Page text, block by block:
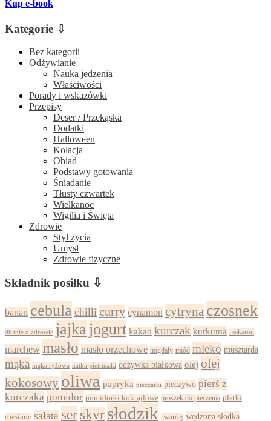
Kup e-book
Kategorie ⇩
Bez kategorii
Odżywianie
Nauka jedzenia
Właściwości
Porady i wskazówki
Przepisy
Deser / Przekąska
Dodatki
Halloween
Kolacja
Obiad
Podstawy gotowania
Śniadanie
Tłusty czwartek
Wielkanoc
Wigilia i Święta
Zdrowie
Styl życia
Umysł
Zdrowie fizyczne
Składnik posiłku ⇩
banan cebula chilli curry cynamon cytryna czosnek
dbanie o zdrowie jajka jogurt kakao kurczak kurkuma makaron
marchew masło masło orzechowe migdały miód mleko musztarda
mąka mąka ryżowa natka pietruszki odżywka białkowa olej olej
kokosowy oliwa papryka pieczarki pieczywo pierś z
kurczaka pomidor pomidorki koktajlowe proszek do pieczenia płatki
owsiane sałata ser skyr słodzik twaróg wędzona słodka